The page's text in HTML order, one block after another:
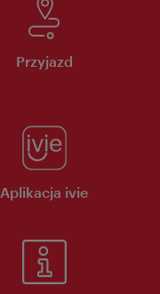
Przyjazd
Aplikacja ivie